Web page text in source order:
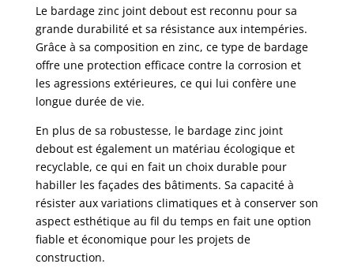
Le bardage zinc joint debout est reconnu pour sa
grande durabilité et sa résistance aux intempéries.
Grâce à sa composition en zinc, ce type de bardage
offre une protection efficace contre la corrosion et
les agressions extérieures, ce qui lui confère une
longue durée de vie.
En plus de sa robustesse, le bardage zinc joint
debout est également un matériau écologique et
recyclable, ce qui en fait un choix durable pour
habiller les façades des bâtiments. Sa capacité à
résister aux variations climatiques et à conserver son
aspect esthétique au fil du temps en fait une option
fiable et économique pour les projets de
construction.